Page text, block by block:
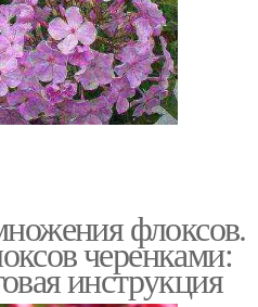
флоксов.
черенками:
инструкция